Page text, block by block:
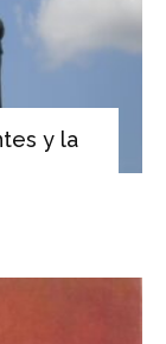
y la